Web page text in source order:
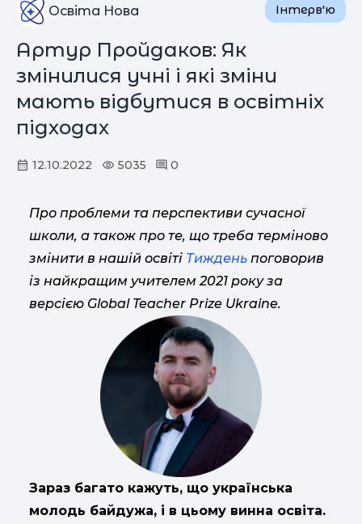
Освіта Нова Інтерв'ю
Артур Пройдаков: Як
змінилися учні і які зміни
мають відбутися в освітніх
підходах
12.10.2022 5035 0
Про проблеми та перспективи сучасної
школи, а також про те, що треба терміново
змінити в нашій освіті Тиждень поговорив
із найкращим учителем 2021 року за
версією Global Teacher Prize Ukraine.
Зараз багато кажуть, що українська
молодь байдужа, і в цьому винна освіта.